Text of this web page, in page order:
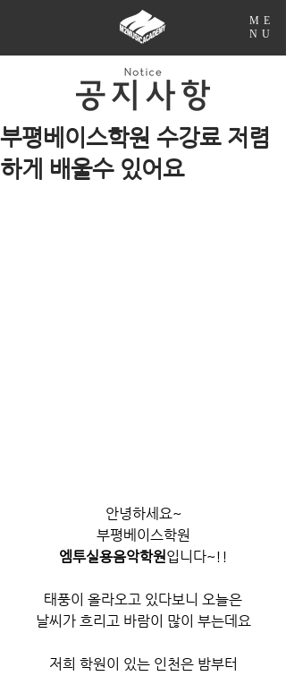
ME
NU
부평베이스학원 수강료 저렴
하게 배울수 있어요
안녕하세요~
부평베이스학원
엠투실용음악학원입니다~!!
태풍이 올라오고 있다보니 오늘은
날씨가 흐리고 바람이 많이 부는데요
저희 학원이 있는 인천은 밤부터